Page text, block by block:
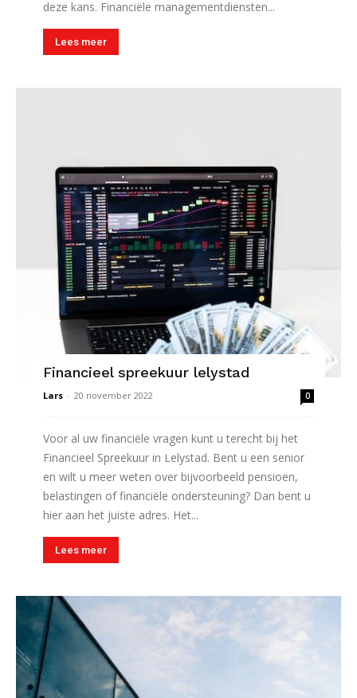
deze kans. Financiële managementdiensten...
Lees meer
Financieel spreekuur lelystad
Lars - 20 november 2022 0
Voor al uw financiële vragen kunt u terecht bij het
Financieel Spreekuur in Lelystad. Bent u een senior
en wilt u meer weten over bijvoorbeeld pensioen,
belastingen of financiële ondersteuning? Dan bent u
hier aan het juiste adres. Het...
Lees meer